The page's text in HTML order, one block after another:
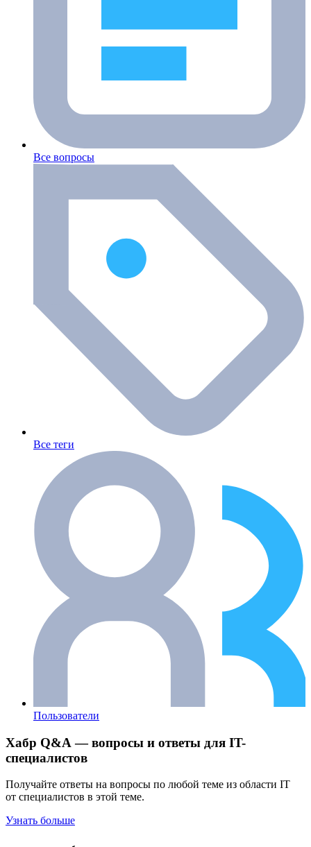
Все вопросы
Все теги
Пользователи
Хабр Q&A — вопросы и ответы для IT-
специалистов
Получайте ответы на вопросы по любой теме из области IT
от специалистов в этой теме.
Узнать больше